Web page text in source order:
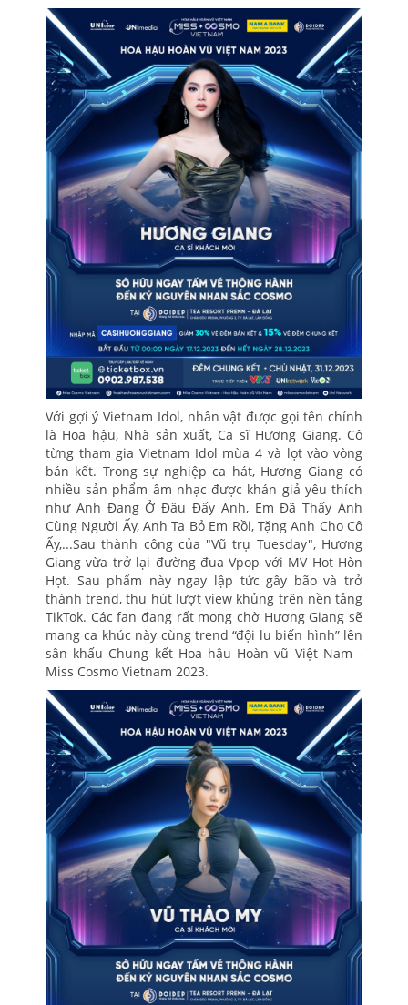
Với gợi ý Vietnam Idol, nhân vật được gọi tên chính
là Hoa hậu, Nhà sản xuất, Ca sĩ Hương Giang. Cô
từng tham gia Vietnam Idol mùa 4 và lọt vào vòng
bán kết. Trong sự nghiệp ca hát, Hương Giang có
nhiều sản phẩm âm nhạc được khán giả yêu thích
như Anh Đang Ở Đâu Đấy Anh, Em Đã Thấy Anh
Cùng Người Ấy, Anh Ta Bỏ Em Rồi, Tặng Anh Cho Cô
Ấy,...Sau thành công của "Vũ trụ Tuesday", Hương
Giang vừa trở lại đường đua Vpop với MV Hot Hòn
Họt. Sau phẩm này ngay lập tức gây bão và trở
thành trend, thu hút lượt view khủng trên nền tảng
TikTok. Các fan đang rất mong chờ Hương Giang sẽ
mang ca khúc này cùng trend “đội lu biến hình” lên
sân khấu Chung kết Hoa hậu Hoàn vũ Việt Nam -
Miss Cosmo Vietnam 2023.